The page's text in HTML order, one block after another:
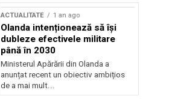
ACTUALITATE 1 an ago
Olanda intenționează să își
dubleze efectivele militare
până în 2030
Ministerul Apărării din Olanda a
anunțat recent un obiectiv ambițios
de a mai mult...